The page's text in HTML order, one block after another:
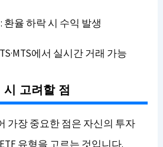
환율 하락 시 수익 발생
에서 실시간 거래 가능
고려할 점
가장 중요한 점은 자신의 투자
유형을 고르는 것입니다.